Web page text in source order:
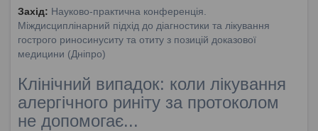
Захід: Науково-практична конференція.
Міждисциплінарний підхід до діагностики та лікування
гострого риносинуситу та отиту з позицій доказової
медицини (Дніпро)
Клінічний випадок: коли лікування
алергічного риніту за протоколом
не допомогає...